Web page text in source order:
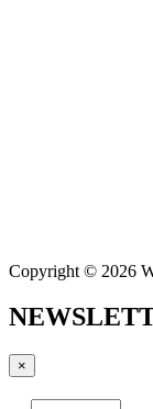
Copyright © 2026
×